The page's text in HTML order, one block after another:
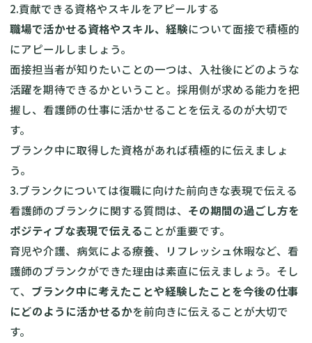
2.貢献できる資格やスキルをアピールする
職場で活かせる資格やスキル、経験について面接で積極的
にアピールしましょう。
面接担当者が知りたいことの一つは、入社後にどのような
活躍を期待できるかということ。採用側が求める能力を把
握し、看護師の仕事に活かせることを伝えるのが大切で
す。
ブランク中に取得した資格があれば積極的に伝えましょ
う。
3.ブランクについては復職に向けた前向きな表現で伝える
看護師のブランクに関する質問は、 その期間の過ごし方を
ポジティブな表現で伝えることが重要です。
育児や介護、病気による療養、リフレッシュ休暇など、看
護師のブランクができた理由は素直に伝えましょう。そし
て、 ブランク中に考えたことや経験したことを今後の仕事
にどのように活かせるかを前向きに伝えることが大切で
す。